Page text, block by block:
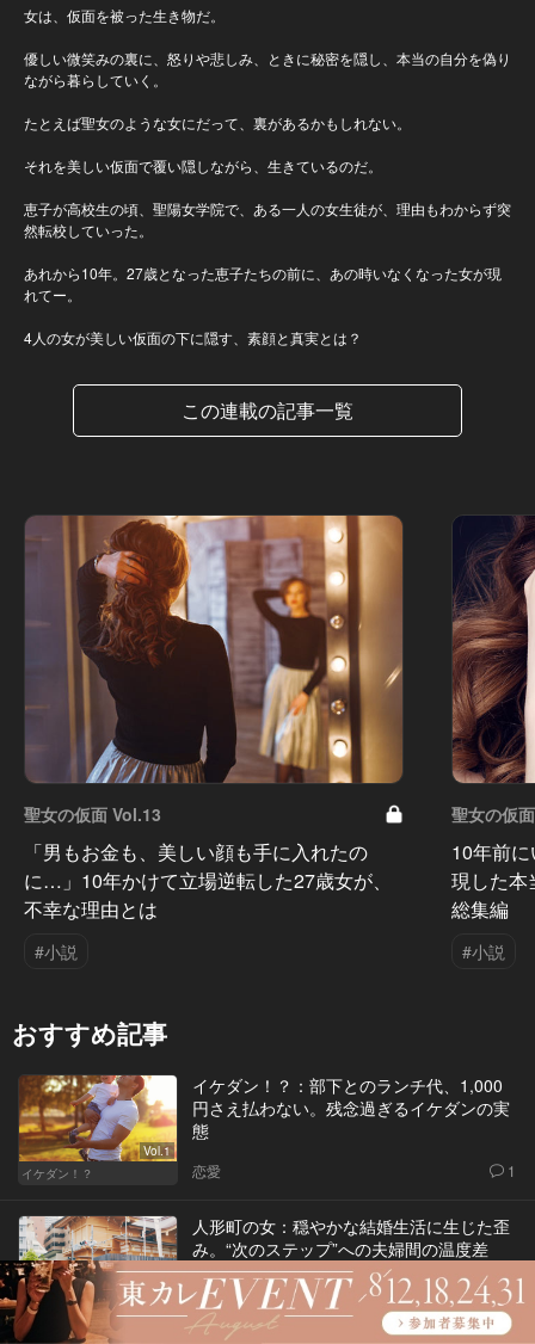
女は、仮面を被った生き物だ。
優しい微笑みの裏に、怒りや悲しみ、ときに秘密を隠し、本当の自分を偽り
ながら暮らしていく。
たとえば聖女のような女にだって、裏があるかもしれない。
それを美しい仮面で覆い隠しながら、生きているのだ。
恵子が高校生の頃、聖陽女学院で、ある一人の女生徒が、理由もわからず突
然転校していった。
あれから10年。27歳となった恵子たちの前に、あの時いなくなった女が現
れてー。
4人の女が美しい仮面の下に隠す、素顔と真実とは？
この連載の記事一覧
聖女の仮面 Vol.13
「男もお金も、美しい顔も手に入れたの
に…」10年かけて立場逆転した27歳女が、
不幸な理由とは
#小説
聖女の仮
10年前
現した本
総集編
#小説
おすすめ記事
Vol.1
イケダン！？
イケダン！？：部下とのランチ代、1,000
円さえ払わない。残念過ぎるイケダンの実
態
恋愛 1
Vol.2
人形町の女
人形町の女：穏やかな結婚生活に生じた歪
み。“次のステップ”への夫婦間の温度差
恋愛